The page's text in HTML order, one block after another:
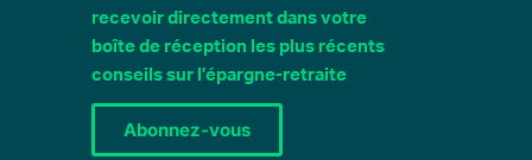
recevoir directement dans votre
boîte de réception les plus récents
conseils sur l’épargne-retraite
Abonnez-vous